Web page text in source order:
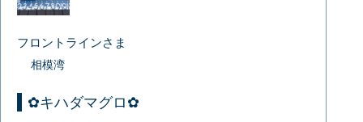
フロントラインさま
相模湾
✿キハダマグロ✿